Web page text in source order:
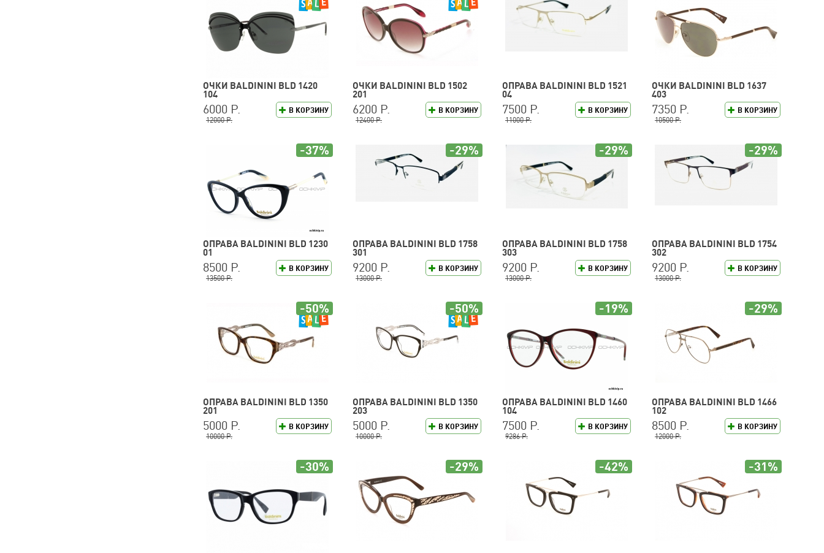
ОЧКИ BALDININI BLD 1420
104
В КОРЗИНУ
6000 Р.
12000 Р.
ОЧКИ BALDININI BLD 1502
201
В КОРЗИНУ
6200 Р.
12400 Р.
ОПРАВА BALDININI BLD 1521
04
В КОРЗИНУ
7500 Р.
11000 Р.
ОЧКИ BALDININI BLD 1637
403
В КОРЗИНУ
7350 Р.
10500 Р.
ОПРАВА BALDININI BLD 1230
01
В КОРЗИНУ
8500 Р.
13500 Р.
-37%
ОПРАВА BALDININI BLD 1758
301
В КОРЗИНУ
9200 Р.
13000 Р.
-29%
ОПРАВА BALDININI BLD 1758
303
В КОРЗИНУ
9200 Р.
13000 Р.
-29%
ОПРАВА BALDININI BLD 1754
302
В КОРЗИНУ
9200 Р.
13000 Р.
-29%
ОПРАВА BALDININI BLD 1350
201
В КОРЗИНУ
5000 Р.
10000 Р.
-50%
ОПРАВА BALDININI BLD 1350
203
В КОРЗИНУ
5000 Р.
10000 Р.
-50%
ОПРАВА BALDININI BLD 1460
104
В КОРЗИНУ
7500 Р.
9286 Р.
-19%
ОПРАВА BALDININI BLD 1466
102
В КОРЗИНУ
8500 Р.
12000 Р.
-29%
-30% -29% -42% -31%